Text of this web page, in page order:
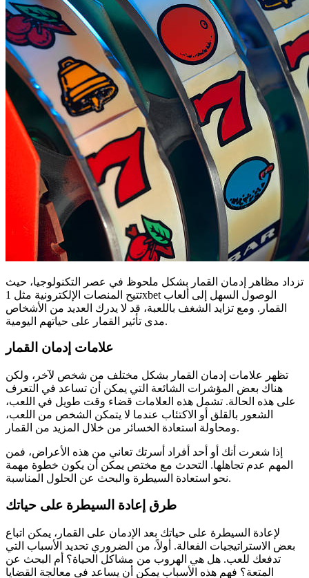
تزداد مظاهر إدمان القمار بشكل ملحوظ في عصر التكنولوجيا، حيث
تتيح المنصات الإلكترونية مثل 1xbet الوصول السهل إلى ألعاب
القمار. ومع تزايد الشغف باللعبة، قد لا يدرك العديد من الأشخاص
مدى تأثير القمار على حياتهم اليومية.
علامات إدمان القمار
تظهر علامات إدمان القمار بشكل مختلف من شخص لآخر، ولكن
هناك بعض المؤشرات الشائعة التي يمكن أن تساعد في التعرف
على هذه الحالة. تشمل هذه العلامات قضاء وقت طويل في اللعب،
الشعور بالقلق أو الاكتئاب عندما لا يتمكن الشخص من اللعب،
ومحاولة استعادة الخسائر من خلال المزيد من القمار.
إذا شعرت أنك أو أحد أفراد أسرتك تعاني من هذه الأعراض، فمن
المهم عدم تجاهلها. التحدث مع مختص يمكن أن يكون خطوة مهمة
نحو استعادة السيطرة والبحث عن الحلول المناسبة.
طرق إعادة السيطرة على حياتك
لإعادة السيطرة على حياتك بعد الإدمان على القمار، يمكن اتباع
بعض الاستراتيجيات الفعالة. أولاً، من الضروري تحديد الأسباب التي
تدفعك للعب. هل هي الهروب من مشاكل الحياة؟ أم البحث عن
المتعة؟ فهم هذه الأسباب يمكن أن يساعد في معالجة القضايا